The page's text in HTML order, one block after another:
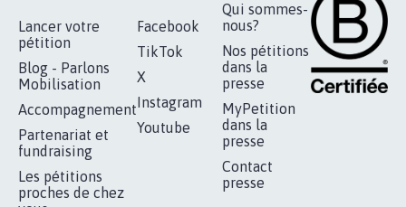
Lancer votre
pétition
Blog - Parlons
Mobilisation
Accompagnement
Partenariat et
fundraising
Les pétitions
proches de chez
Facebook
TikTok
X
Instagram
Youtube
Qui sommes-
nous?
Nos pétitions
dans la
presse
MyPetition
dans la
presse
Contact
presse